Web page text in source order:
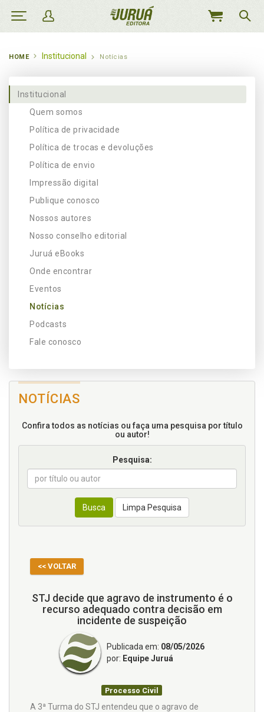
MEU
HOME Institucional Notícias
Institucional
Quem somos
Política de privacidade
Política de trocas e devoluções
Política de envio
Impressão digital
Publique conosco
Nossos autores
Nosso conselho editorial
Juruá eBooks
Onde encontrar
Eventos
Notícias
Podcasts
Fale conosco
NOTÍCIAS
Confira todos as notícias ou faça uma pesquisa por título
ou autor!
Pesquisa:
Busca
<< VOLTAR
STJ decide que agravo de instrumento é o
recurso adequado contra decisão em
incidente de suspeição
Publicada em: 08/05/2026
por: Equipe Juruá
Processo Civil
A 3ª Turma do STJ entendeu que o agravo de